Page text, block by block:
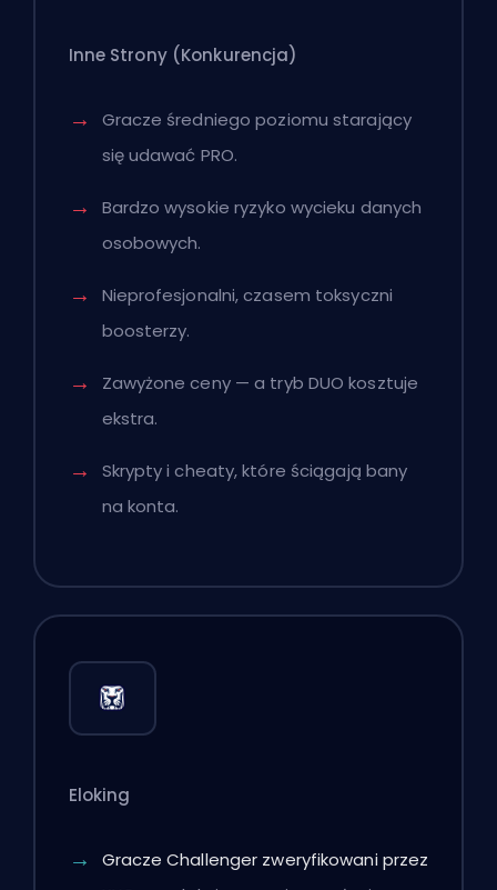
Inne Strony(Konkurencja)
Gracze średniego poziomu starający
się udawać PRO.
Bardzo wysokie ryzyko wycieku danych
osobowych.
Nieprofesjonalni, czasem toksyczni
boosterzy.
Zawyżone ceny — a tryb DUO kosztuje
ekstra.
Skrypty i cheaty, które ściągają bany
na konta.
Eloking
Gracze Challenger zweryfikowani przez